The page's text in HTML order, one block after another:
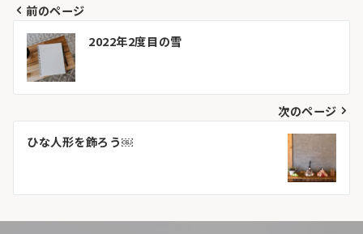
投
稿
ナ
ビ
ゲ
前のページ
2022年2度目の雪
次のページ
ひな人形を飾ろう￼